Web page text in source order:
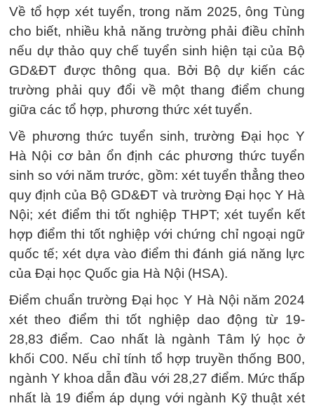
Về tổ hợp xét tuyển, trong năm 2025, ông Tùng
cho biết, nhiều khả năng trường phải điều chỉnh
nếu dự thảo quy chế tuyển sinh hiện tại của Bộ
GD&ĐT được thông qua. Bởi Bộ dự kiến các
trường phải quy đổi về một thang điểm chung
giữa các tổ hợp, phương thức xét tuyển.
Về phương thức tuyển sinh, trường Đại học Y
Hà Nội cơ bản ổn định các phương thức tuyển
sinh so với năm trước, gồm: xét tuyển thẳng theo
quy định của Bộ GD&ĐT và trường Đại học Y Hà
Nội; xét điểm thi tốt nghiệp THPT; xét tuyển kết
hợp điểm thi tốt nghiệp với chứng chỉ ngoại ngữ
quốc tế; xét dựa vào điểm thi đánh giá năng lực
của Đại học Quốc gia Hà Nội (HSA).
Điểm chuẩn trường Đại học Y Hà Nội năm 2024
xét theo điểm thi tốt nghiệp dao động từ 19-
28,83 điểm. Cao nhất là ngành Tâm lý học ở
khối C00. Nếu chỉ tính tổ hợp truyền thống B00,
ngành Y khoa dẫn đầu với 28,27 điểm. Mức thấp
nhất là 19 điểm áp dụng với ngành Kỹ thuật xét